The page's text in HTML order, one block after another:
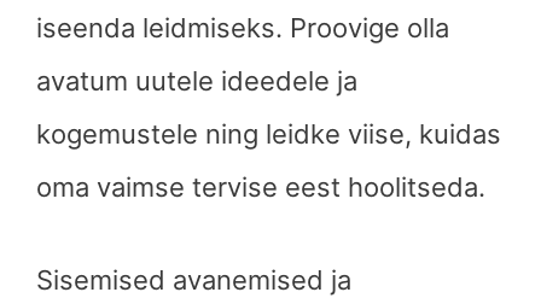
iseenda leidmiseks. Proovige olla
avatum uutele ideedele ja
kogemustele ning leidke viise, kuidas
oma vaimse tervise eest hoolitseda.
Sisemised avanemised ja